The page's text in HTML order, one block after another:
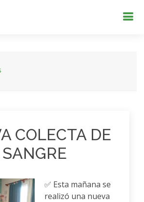
COLECTA DE
SANGRE
✅ Esta mañana se
realizó una nueva